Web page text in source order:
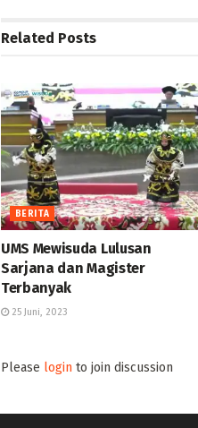
Related Posts
BERITA
UMS Mewisuda Lulusan
Sarjana dan Magister
Terbanyak
25 Juni, 2023
Please login to join discussion